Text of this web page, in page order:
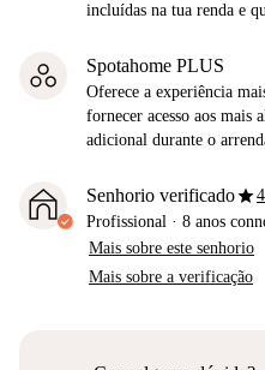
incluídas na tua renda e
Spotahome PLUS
Oferece a experiência
fornecer acesso aos mais
adicional durante o
Senhorio verificadostar
Profissional · 8 anos
Mais sobre este senhorio
Mais sobre a verificação